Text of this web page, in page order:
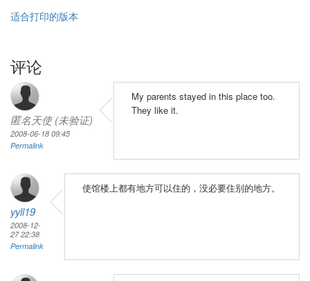
适合打印的版本
评论
匿名天使 (未验证)
2008-06-18 09:45
Permalink
My parents stayed in this place too.
They like it.
yyll19
2008-12-
27 22:38
Permalink
使馆楼上都有地方可以住的，没必要住别的地方。